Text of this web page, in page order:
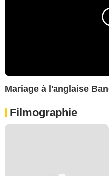
Mariage à l'anglaise
Filmographie